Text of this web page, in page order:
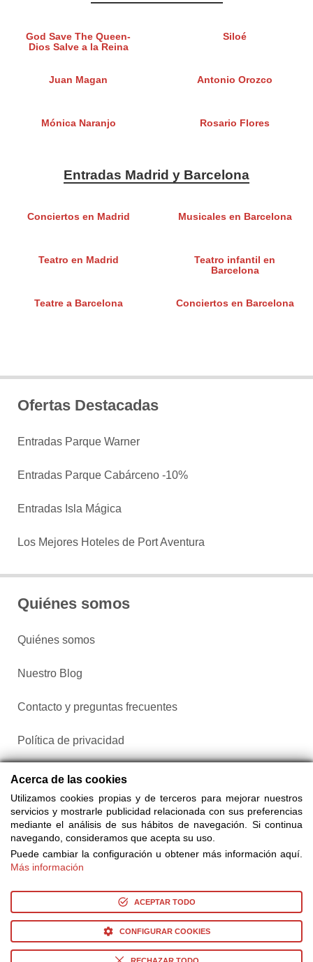
God Save The Queen-
Dios Salve a la Reina
Siloé
Juan Magan Antonio Orozco
Mónica Naranjo Rosario Flores
Entradas Madrid y Barcelona
Conciertos en Madrid Musicales en Barcelona
Teatro en Madrid
Teatro infantil en
Barcelona
Teatre a Barcelona Conciertos en Barcelona
Ofertas Destacadas
Entradas Parque Warner
Entradas Parque Cabárceno -10%
Entradas Isla Mágica
Los Mejores Hoteles de Port Aventura
Quiénes somos
Quiénes somos
Nuestro Blog
Contacto y preguntas frecuentes
Política de privacidad
Configurar cookies
de 25 proveedores
© Copyright 2014-2026 Ociocultura Network SL. - All Rights
Reserved
Acerca de las cookies
Utilizamos cookies propias y de terceros para mejorar nuestros
servicios y mostrarle publicidad relacionada con sus preferencias
mediante el análisis de sus hábitos de navegación. Si continua
navegando, consideramos que acepta su uso.
Puede cambiar la configuración u obtener más información aquí.
Más información
ACEPTAR TODO
CONFIGURAR COOKIES